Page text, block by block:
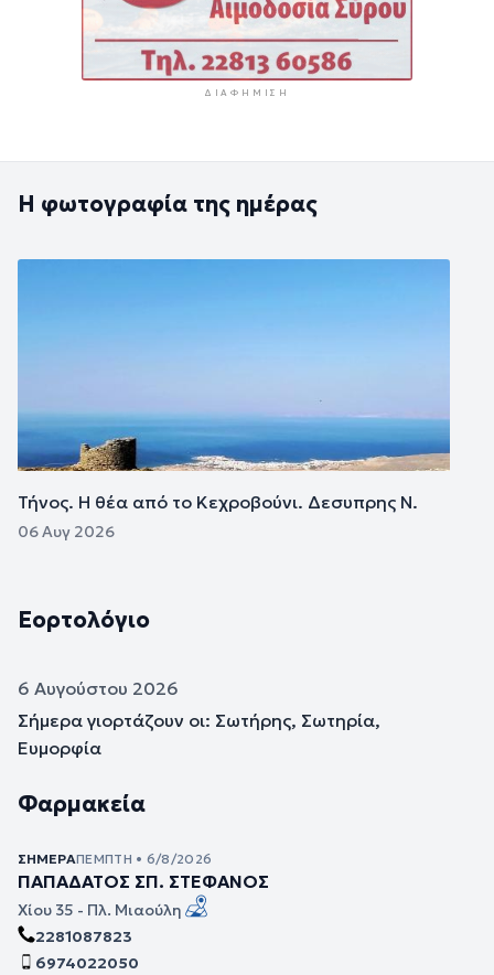
ΔΙΑΦΉΜΙΣΗ
Η φωτογραφία της ημέρας
Τήνος. Η θέα από το Κεχροβούνι. Δεσυπρης Ν.
06 Αυγ 2026
Εορτολόγιο
6 Αυγούστου 2026
Σήμερα γιορτάζουν οι: Σωτήρης, Σωτηρία,
Ευμορφία
Φαρμακεία
ΣΉΜΕΡΑΠΈΜΠΤΗ • 6/8/2026
ΠΑΠΑΔΑΤΟΣ ΣΠ. ΣΤΕΦΑΝΟΣ
Χίου 35 - Πλ. Μιαούλη
2281087823
6974022050